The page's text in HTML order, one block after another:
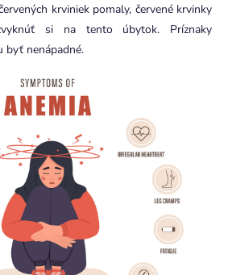
krviniek pomaly, červené krvinky
si na tento úbytok. Príznaky
byť nenápadné.